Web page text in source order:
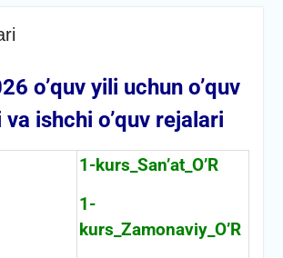
o’quv yili uchun o’quv
ishchi o’quv rejalari
1-kurs_San’at_O’R
1-
kurs_Zamonaviy_O’R